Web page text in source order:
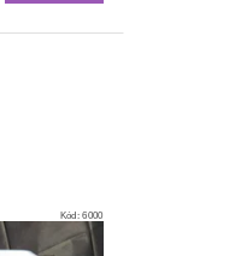
Kód:6000